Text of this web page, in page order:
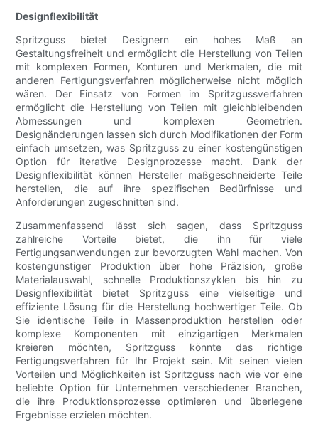
Designflexibilität
Spritzguss bietet Designern ein hohes Maß an
Gestaltungsfreiheit und ermöglicht die Herstellung von Teilen
mit komplexen Formen, Konturen und Merkmalen, die mit
anderen Fertigungsverfahren möglicherweise nicht möglich
wären. Der Einsatz von Formen im Spritzgussverfahren
ermöglicht die Herstellung von Teilen mit gleichbleibenden
Abmessungen und komplexen Geometrien.
Designänderungen lassen sich durch Modifikationen der Form
einfach umsetzen, was Spritzguss zu einer kostengünstigen
Option für iterative Designprozesse macht. Dank der
Designflexibilität können Hersteller maßgeschneiderte Teile
herstellen, die auf ihre spezifischen Bedürfnisse und
Anforderungen zugeschnitten sind.
Zusammenfassend lässt sich sagen, dass Spritzguss
zahlreiche Vorteile bietet, die ihn für viele
Fertigungsanwendungen zur bevorzugten Wahl machen. Von
kostengünstiger Produktion über hohe Präzision, große
Materialauswahl, schnelle Produktionszyklen bis hin zu
Designflexibilität bietet Spritzguss eine vielseitige und
effiziente Lösung für die Herstellung hochwertiger Teile. Ob
Sie identische Teile in Massenproduktion herstellen oder
komplexe Komponenten mit einzigartigen Merkmalen
kreieren möchten, Spritzguss könnte das richtige
Fertigungsverfahren für Ihr Projekt sein. Mit seinen vielen
Vorteilen und Möglichkeiten ist Spritzguss nach wie vor eine
beliebte Option für Unternehmen verschiedener Branchen,
die ihre Produktionsprozesse optimieren und überlegene
Ergebnisse erzielen möchten.